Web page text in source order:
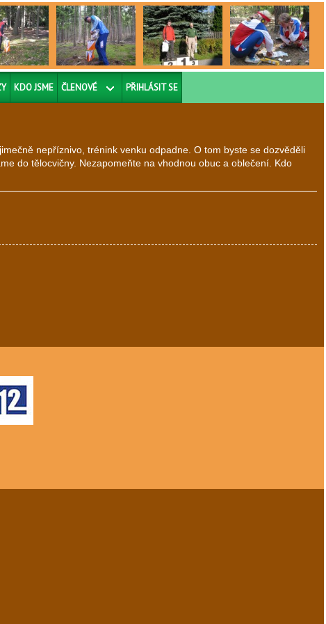
KDO JSME ČLENOVÉ PŘIHLÁSIT SE
nepříznivo, trénink venku odpadne. O tom byste se dozvěděli
do tělocvičny. Nezapomeňte na vhodnou obuc a oblečení. Kdo